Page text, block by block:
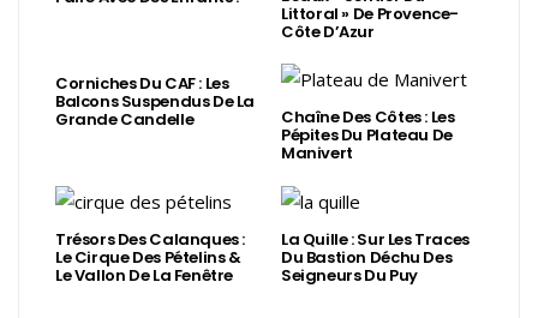
Littoral » De Provence-
Côte D’Azur
Corniches Du CAF : Les
Balcons Suspendus De La
Grande Candelle Chaîne Des Côtes : Les
Pépites Du Plateau De
Manivert
Trésors Des Calanques :
Le Cirque Des Pételins &
Le Vallon De La Fenêtre
La Quille : Sur Les Traces
Du Bastion Déchu Des
Seigneurs Du Puy